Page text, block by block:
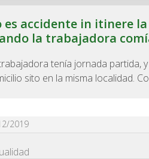
es accidente in itinere
la trabajadora
tenía jornada partida,
sito en la misma localidad.
2019